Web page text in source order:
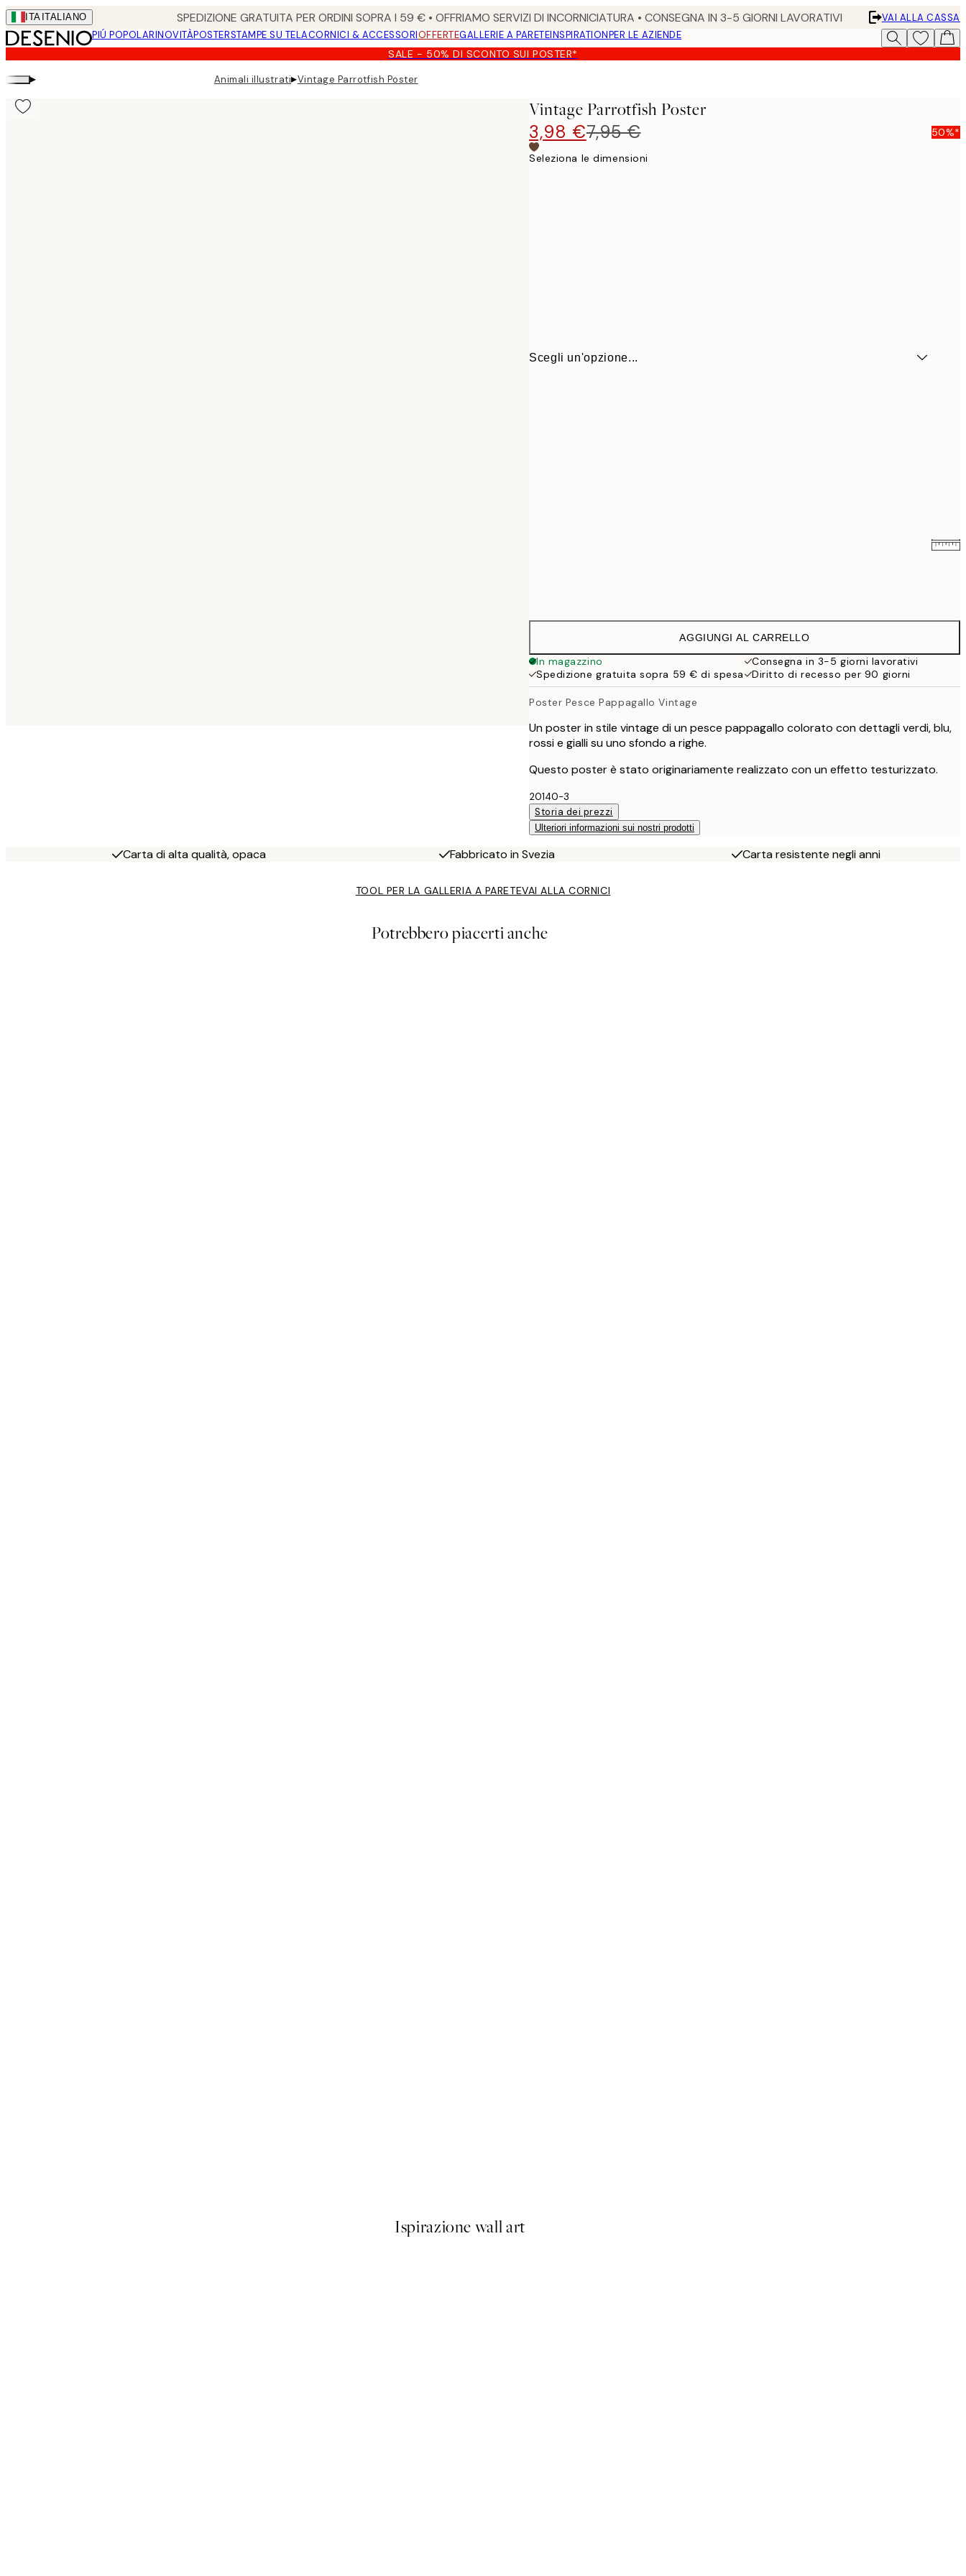
Skip
to
main
content.
ITA ITALIANO SPEDIZIONE GRATUITA PER ORDINI SOPRA I 59 € • OFFRIAMO SERVIZI DI INCORNICIATURA • CONSEGNA IN 3-5 GIORNI LAVORATIVI
VAI ALLA CASSA
PIÚ POPOLARINOVITÀPOSTERSTAMPE SU TELACORNICI & ACCESSORIOFFERTEGALLERIE A PARETEINSPIRATIONPER LE AZIENDE
SALE - 50% DI SCONTO SUI POSTER*
▸ Animali illustrati▸Vintage Parrotfish Poster
Vintage Parrotfish Poster
3,98 €7,95 € 50%*
Seleziona le dimensioni
Scegli un'opzione...
13 €
19,95 €
AGGIUNGI AL CARRELLO
In magazzino
Consegna in 3-5 giorni lavorativi
Spedizione gratuita sopra 59 € di spesa
Diritto di recesso per 90 giorni
Poster Pesce Pappagallo Vintage
Un poster in stile vintage di un pesce pappagallo colorato con dettagli verdi, blu,
rossi e gialli su uno sfondo a righe.
Questo poster è stato originariamente realizzato con un effetto testurizzato.
20140-3
Storia dei prezzi
Ulteriori informazioni sui nostri prodotti
Carta di alta qualità, opaca Fabbricato in Svezia Carta resistente negli anni
TOOL PER LA GALLERIA A PARETEVAI ALLA CORNICI
Potrebbero piacerti anche
Ispirazione wall art